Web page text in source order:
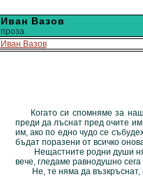
Иван Вазов
проза
Иван Вазов
Когато си спомняме за
преди да лъснат пред очите
им, ако по едно чудо се
бъдат поразени от всичко
Нещастните родни души няма
вече, гледаме равнодушно
Не, те няма да възкръснат,